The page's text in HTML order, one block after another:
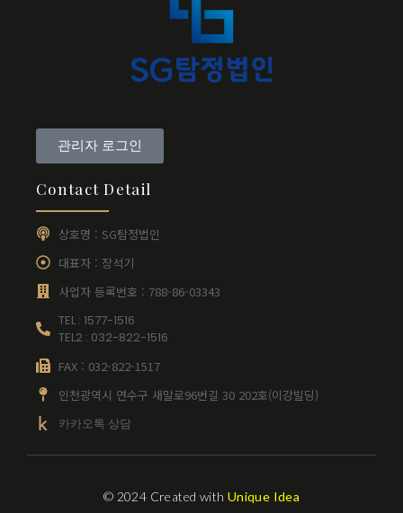
관리자 로그인
Contact Detail
상호명 : SG탐정법인
대표자 : 장석기
사업자 등록번호 : 788-86-03343
TEL : 1577-1516
TEL2 : 032-822-1516
FAX : 032-822-1517
인천광역시 연수구 새말로96번길 30 202호(이강빌딩)
카카오톡 상담
© 2024 Created with Unique Idea